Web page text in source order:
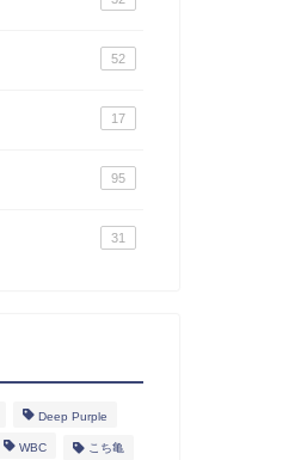
52
17
95
31
Deep Purple
WBC こち亀